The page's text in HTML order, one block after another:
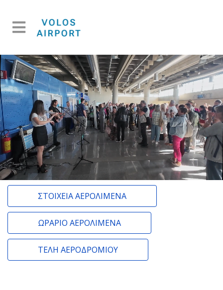
ΣΤΟΙΧΕΊΑ ΑΕΡΟΛΙΜΈΝΑ
ΩΡΆΡΙΟ ΑΕΡΟΛΙΜΈΝΑ
ΤΈΛΗ ΑΕΡΟΔΡΟΜΊΟΥ